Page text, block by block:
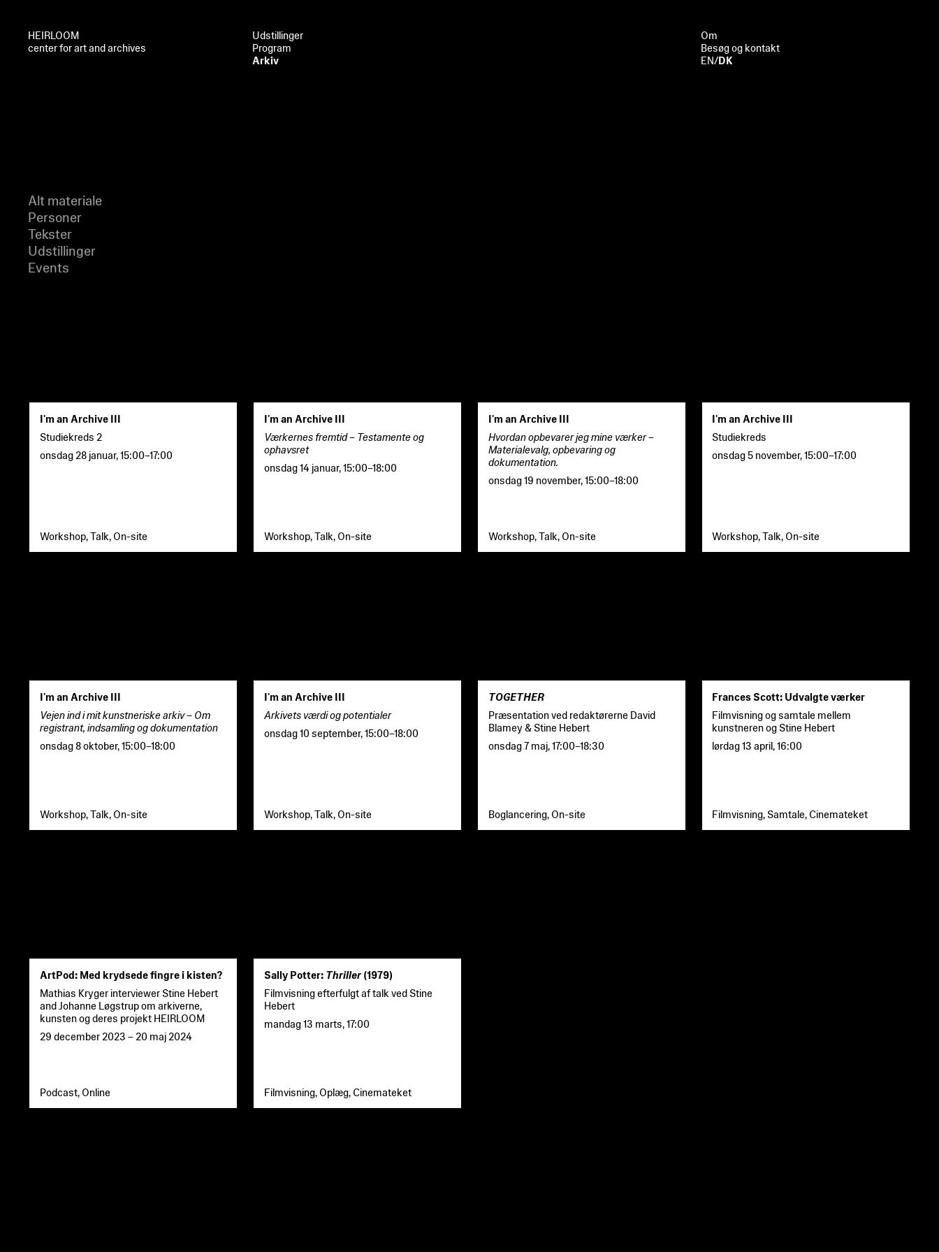
HEIRLOOM
center for art and archives
Udstillinger
Program
Arkiv
Om
Besøg og kontakt
EN/DK
Alt materiale
Personer
Tekster
Udstillinger
Events
I'm an Archive III
Studiekreds 2
onsdag 28 januar, 15:00–17:00
Workshop, Talk, On-site
I'm an Archive III
Værkernes fremtid – Testamente og
ophavsret
onsdag 14 januar, 15:00–18:00
Workshop, Talk, On-site
I'm an Archive III
Hvordan opbevarer jeg mine værker –
Materialevalg, opbevaring og
dokumentation.
onsdag 19 november, 15:00–18:00
Workshop, Talk, On-site
I'm an Archive III
Studiekreds
onsdag 5 november,15:00–17:00
Workshop, Talk, On-site
I'm an Archive III
Vejen ind i mit kunstneriske arkiv – Om
registrant, indsamling og dokumentation
onsdag 8 oktober, 15:00–18:00
Workshop, Talk, On-site
I'm an Archive III
Arkivets værdi og potentialer
onsdag 10 september, 15:00–18:00
Workshop, Talk, On-site
TOGETHER
Præsentation ved redaktørerne David
Blamey & Stine Hebert
onsdag 7 maj, 17:00–18:30
Boglancering, On-site
Frances Scott: Udvalgte værker
Filmvisning og samtale mellem
kunstneren og Stine Hebert
lørdag 13 april ,16:00
Filmvisning, Samtale, Cinemateket
ArtPod: Med krydsede fingre i kisten?
Mathias Kryger interviewer Stine Hebert
and Johanne Løgstrup om arkiverne,
kunsten og deres projekt HEIRLOOM
29 december 2023 – 20 maj 2024
Podcast, Online
Sally Potter: Thriller(1979)
Filmvisning efterfulgt af talk ved Stine
Hebert
mandag 13 marts 17:00
Filmvisning, Oplæg, Cinemateket